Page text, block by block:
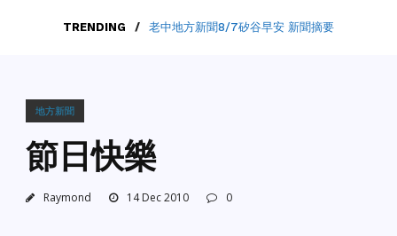
TRENDING / 老中地方新聞8/7矽谷早安 新聞摘要
地方新聞
節日快樂
Raymond 14 Dec 2010 0